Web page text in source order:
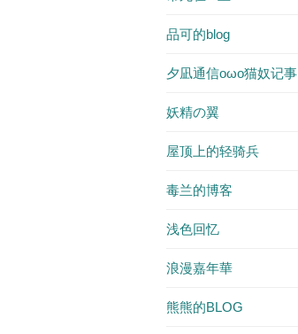
品可的blog
夕凪通信oωo猫奴记事
妖精の翼
屋顶上的轻骑兵
毒兰的博客
浅色回忆
浪漫嘉年華
熊熊的BLOG